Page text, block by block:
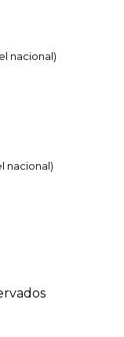
nacional)
nacional)